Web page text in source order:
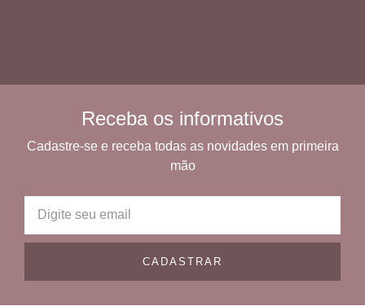
Receba os informativos
Cadastre-se e receba todas as novidades em primeira
mão
CADASTRAR